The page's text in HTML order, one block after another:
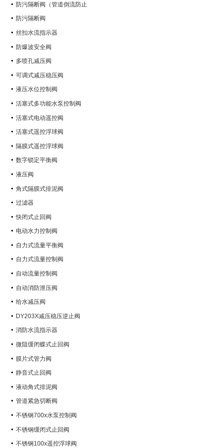
防污隔断阀（管道倒流防止
防污隔断阀
丝扣水流指示器
防爆波安全阀
多喷孔减压阀
可调式减压稳压阀
液压水位控制阀
活塞式多功能水泵控制阀
活塞式电动遥控阀
活塞式遥控浮球阀
隔膜式遥控浮球阀
数字锁定平衡阀
液压阀
角式隔膜式排泥阀
过滤器
快闭式止回阀
电动水力控制阀
自力式流量平衡阀
自力式流量控制阀
自动流量控制阀
自动消防泄压阀
给水减压阀
DY203X减压稳压逆止阀
消防水流指示器
微阻缓闭蝶式止回阀
膜片式管力阀
静音式止回阀
液动角式排泥阀
管道紧急切断阀
不锈钢700x水泵控制阀
不锈钢缓闭式止回阀
不锈钢100x遥控浮球阀